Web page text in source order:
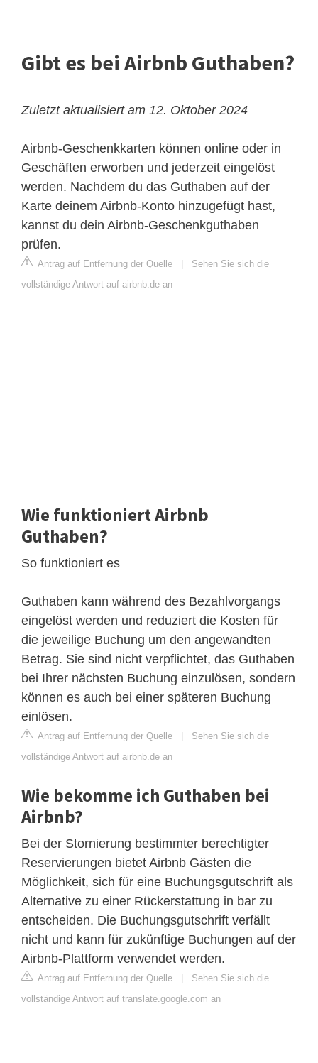
Gibt es bei Airbnb Guthaben?
Zuletzt aktualisiert am 12. Oktober 2024
Airbnb-Geschenkkarten können online oder in
Geschäften erworben und jederzeit eingelöst
werden. Nachdem du das Guthaben auf der
Karte deinem Airbnb-Konto hinzugefügt hast,
kannst du dein Airbnb-Geschenkguthaben
prüfen.
Antrag auf Entfernung der Quelle
Sehen Sie sich die
vollständige Antwort auf airbnb.de an
Wie funktioniert Airbnb
Guthaben?
So funktioniert es
Guthaben kann während des Bezahlvorgangs
eingelöst werden und reduziert die Kosten für
die jeweilige Buchung um den angewandten
Betrag. Sie sind nicht verpflichtet, das Guthaben
bei Ihrer nächsten Buchung einzulösen, sondern
können es auch bei einer späteren Buchung
einlösen.
Antrag auf Entfernung der Quelle
Sehen Sie sich die
vollständige Antwort auf airbnb.de an
Wie bekomme ich Guthaben bei
Airbnb?
Bei der Stornierung bestimmter berechtigter
Reservierungen bietet Airbnb Gästen die
Möglichkeit, sich für eine Buchungsgutschrift als
Alternative zu einer Rückerstattung in bar zu
entscheiden. Die Buchungsgutschrift verfällt
nicht und kann für zukünftige Buchungen auf der
Airbnb-Plattform verwendet werden.
Antrag auf Entfernung der Quelle
Sehen Sie sich die
vollständige Antwort auf translate.google.com an